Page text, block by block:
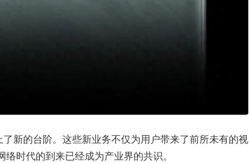
新的台阶。这些新业务不仅为用户带来了前所未有的视
时代的到来已经成为产业界的共识。